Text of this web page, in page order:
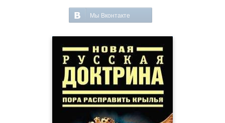
Мы Вконтакте